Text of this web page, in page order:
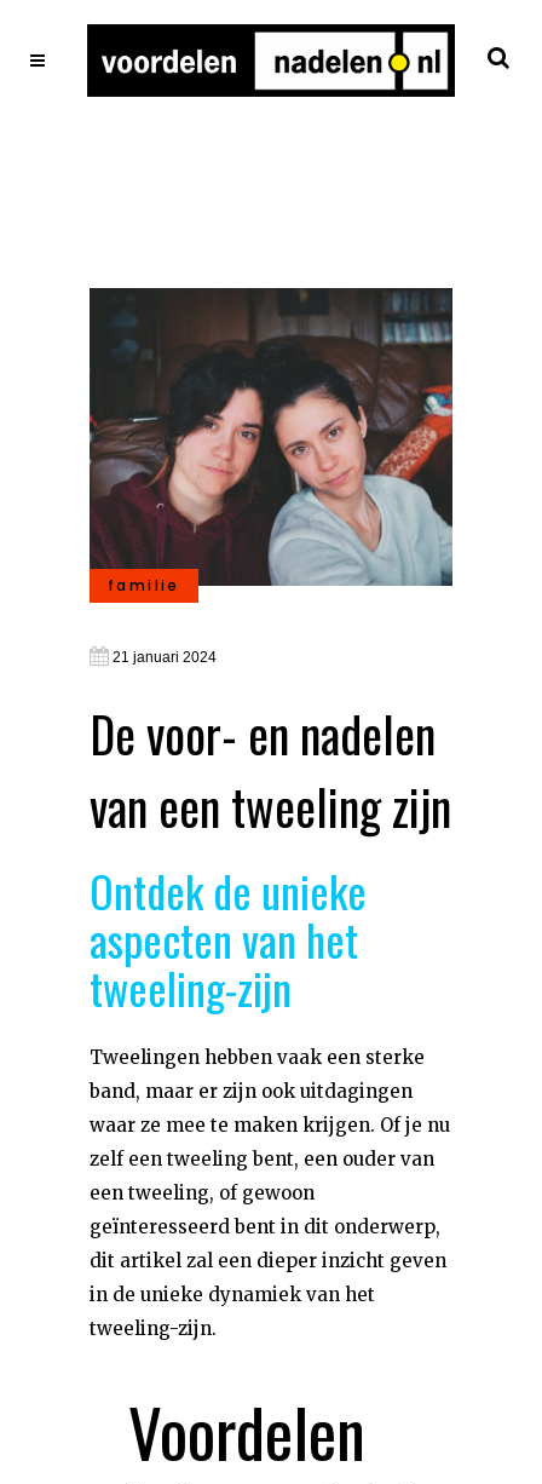
familie
21 januari 2024
De voor- en nadelen
van een tweeling zijn
Ontdek de unieke
aspecten van het
tweeling-zijn
Tweelingen hebben vaak een sterke
band, maar er zijn ook uitdagingen
waar ze mee te maken krijgen. Of je nu
zelf een tweeling bent, een ouder van
een tweeling, of gewoon
geïnteresseerd bent in dit onderwerp,
dit artikel zal een dieper inzicht geven
in de unieke dynamiek van het
tweeling-zijn.
Voordelen